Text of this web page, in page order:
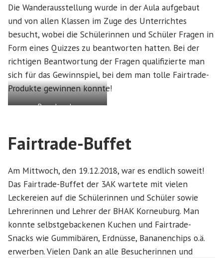
Die Wanderausstellung wurde in der Aula aufgebaut
und von allen Klassen im Zuge des Unterrichtes
besucht, wobei die Schülerinnen und Schüler Fragen in
Form eines Quizzes zu beantworten hatten. Bei der
richtigen Beantwortung der Fragen qualifizierte man
sich für das Gewinnspiel, bei dem man tolle Fairtrade-
Produkte gewinnen konnte!
Besucher der
Fairtrade-Buffet
Am Mittwoch, den 19.12.2018, war es endlich soweit!
Das Fairtrade-Buffet der 3AK wartete mit vielen
Leckereien auf die Schülerinnen und Schüler sowie
Lehrerinnen und Lehrer der BHAK Korneuburg. Man
konnte selbstgebackenen Kuchen und Fairtrade-
Snacks wie Gummibären, Erdnüsse, Bananenchips o.ä.
erwerben. Vielen Dank an alle Besucherinnen und